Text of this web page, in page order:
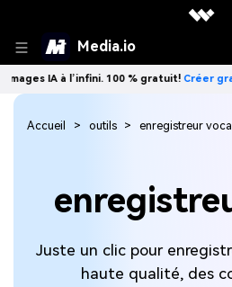
Media.io
l’infini. 100 % gratuit!Créer
Juste un clic pour
haute qualité, des
Accueil outils enregistreur